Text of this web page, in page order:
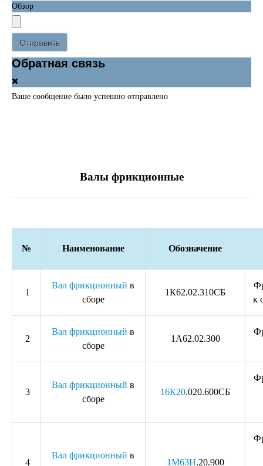
Обзор
Отправить
Обратная связь
Ваше сообщение было успешно отправлено
Валы фрикционные
№ Наименование Обозначение
1
Вал фрикционный в
сборе
1К62.02.310СБ
к
2
Вал фрикционный в
сборе
1А62.02.300
3
Вал фрикционный в
сборе
16К20.020.600СБ
4
Вал фрикционный в
1М63Н.20.900